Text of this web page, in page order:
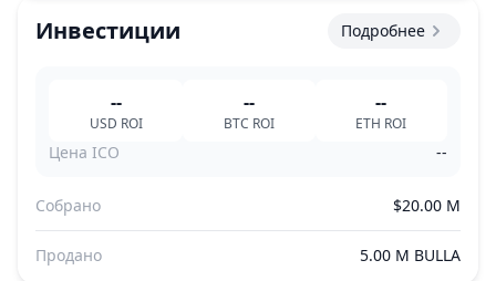
Инвестиции Подробнее
--
USD ROI
--
BTC ROI
--
ETH ROI
Цена ICO --
Собрано $20.00 M
Продано 5.00 M BULLA